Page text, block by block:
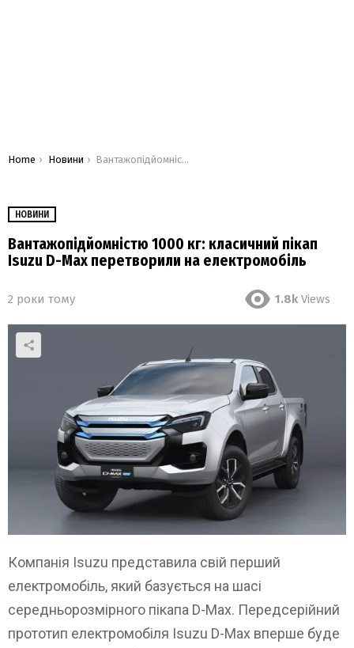
You are here:
Home Новини Вантажопідйомністю 1000 кг: класичний пікап Isuzu D-Max перетворили на електромобіль
НОВИНИ
Вантажопідйомністю 1000 кг: класичний пікап
Isuzu D-Max перетворили на електромобіль
2 роки тому 1.8k Views
Компанія Isuzu представила свій перший
електромобіль, який базується на шасі
середньорозмірного пікапа D-Max. Передсерійний
прототип електромобіля Isuzu D-Max вперше буде